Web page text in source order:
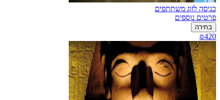
כניסה לזוג משתתפים
פרטים נוספים
בחירה
₪420